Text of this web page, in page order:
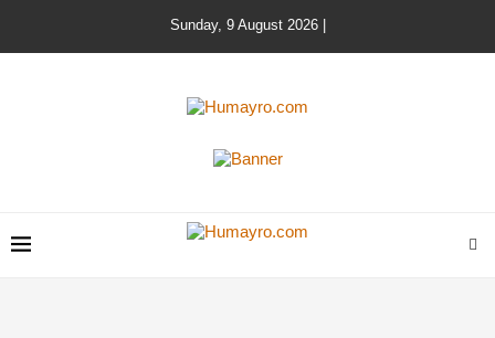
Sunday, 9 August 2026 |